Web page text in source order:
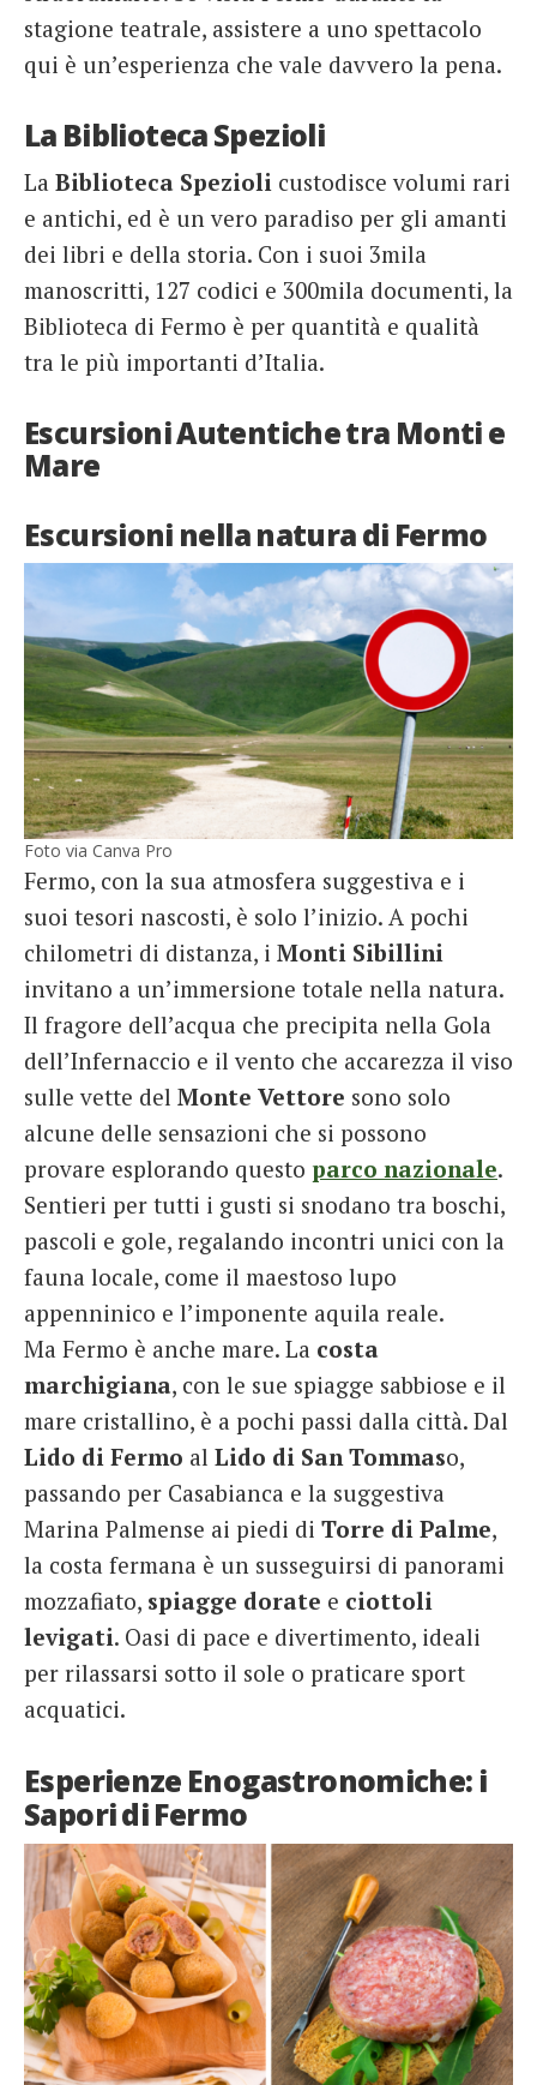
stagione teatrale, assistere a uno spettacolo
qui è un’esperienza che vale davvero la pena.
La Biblioteca Spezioli
La Biblioteca Spezioli custodisce volumi rari
e antichi, ed è un vero paradiso per gli amanti
dei libri e della storia. Con i suoi 3mila
manoscritti, 127 codici e 300mila documenti, la
Biblioteca di Fermo è per quantità e qualità
tra le più importanti d’Italia.
Escursioni Autentiche tra Monti e
Mare
Escursioni nella natura di Fermo
Foto via Canva Pro
Fermo, con la sua atmosfera suggestiva e i
suoi tesori nascosti, è solo l’inizio. A pochi
chilometri di distanza, i Monti Sibillini
invitano a un’immersione totale nella natura.
Il fragore dell’acqua che precipita nella Gola
dell’Infernaccio e il vento che accarezza il viso
sulle vette del Monte Vettore sono solo
alcune delle sensazioni che si possono
provare esplorando questo parco nazionale.
Sentieri per tutti i gusti si snodano tra boschi,
pascoli e gole, regalando incontri unici con la
fauna locale, come il maestoso lupo
appenninico e l’imponente aquila reale.
Ma Fermo è anche mare. La costa
marchigiana, con le sue spiagge sabbiose e il
mare cristallino, è a pochi passi dalla città. Dal
Lido di Fermo al Lido di San Tommaso,
passando per Casabianca e la suggestiva
Marina Palmense ai piedi di Torre di Palme,
la costa fermana è un susseguirsi di panorami
mozzafiato, spiagge dorate e ciottoli
levigati. Oasi di pace e divertimento, ideali
per rilassarsi sotto il sole o praticare sport
acquatici.
Esperienze Enogastronomiche: i
Sapori di Fermo